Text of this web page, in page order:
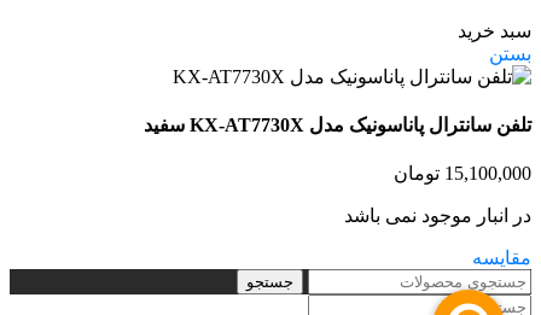
سبد خرید
بستن
تلفن سانترال پاناسونیک مدل KX-AT7730X سفید
15,100,000 تومان
در انبار موجود نمی باشد
مقایسه
جستجو